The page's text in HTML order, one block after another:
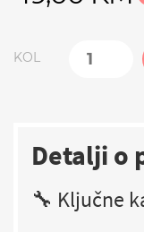
KOL
Detalji o
🔧 Ključne